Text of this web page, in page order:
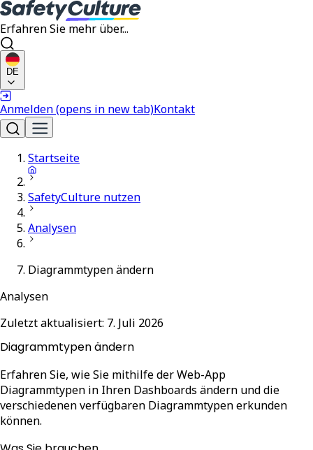
Erfahren Sie mehr über...
DE
Anmelden(opens in new tab)Kontakt
Startseite
SafetyCulture nutzen
Analysen
Diagrammtypen ändern
Analysen
Zuletzt aktualisiert: 7. Juli 2026
Diagrammtypen ändern
Erfahren Sie, wie Sie mithilfe der Web-App
Diagrammtypen in Ihren Dashboards ändern und die
verschiedenen verfügbaren Diagrammtypen erkunden
können.